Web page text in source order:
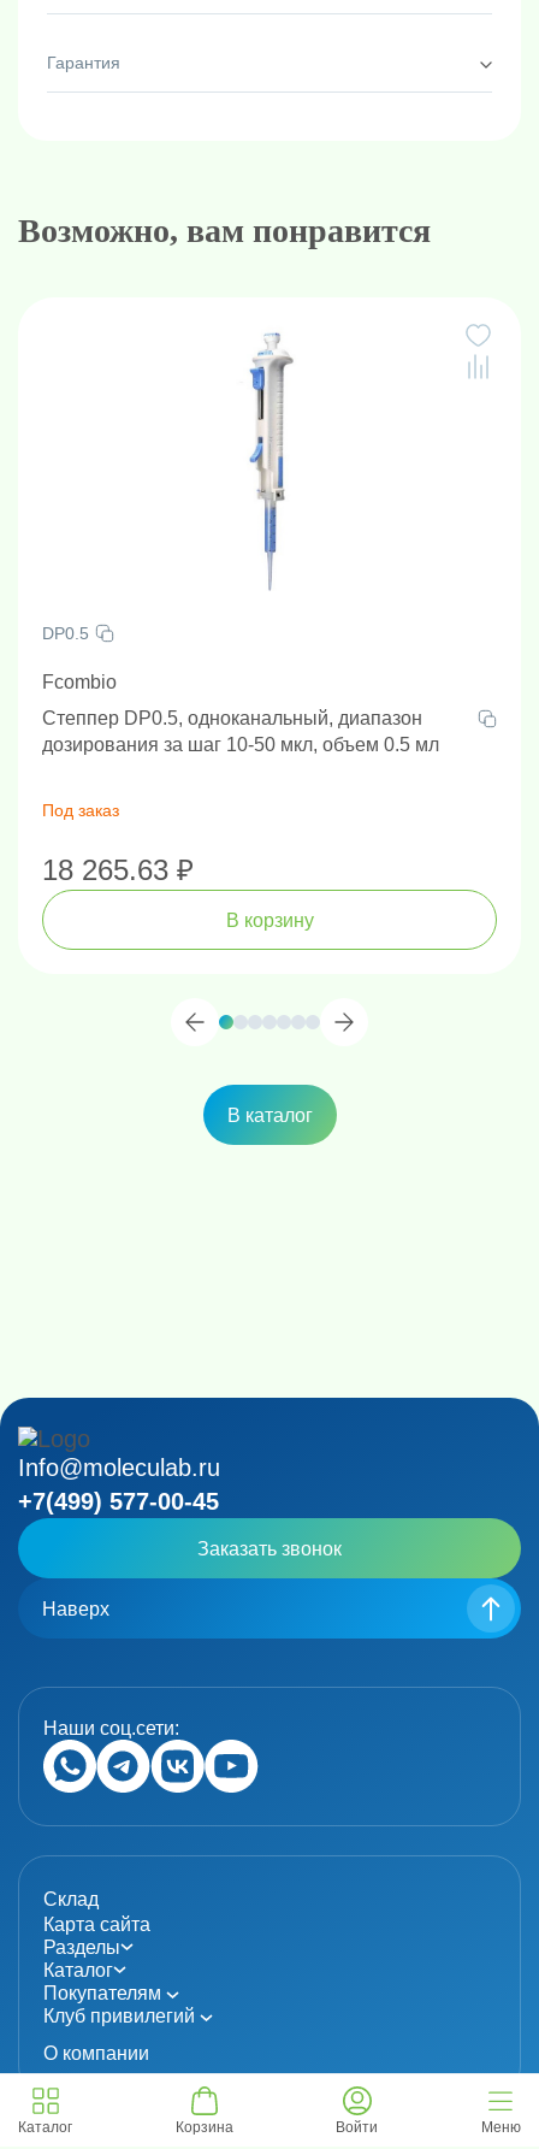
Гарантия
Возможно, вам понравится
DP0.5
Fcombio
Степпер DP0.5, одноканальный, диапазон
дозирования за шаг 10-50 мкл, объем 0.5 мл
Под заказ
18 265.63 ₽
В корзину
В каталог
Info@moleculab.ru
+7(499) 577-00-45
Заказать звонок
Наверх
Наши соц.сети:
Склад
Карта сайта
Разделы
Каталог
Покупателям
Клуб привилегий
О компании
© 2024 «MolecuLab». Все права защищены.
Каталог Корзина Войти Меню